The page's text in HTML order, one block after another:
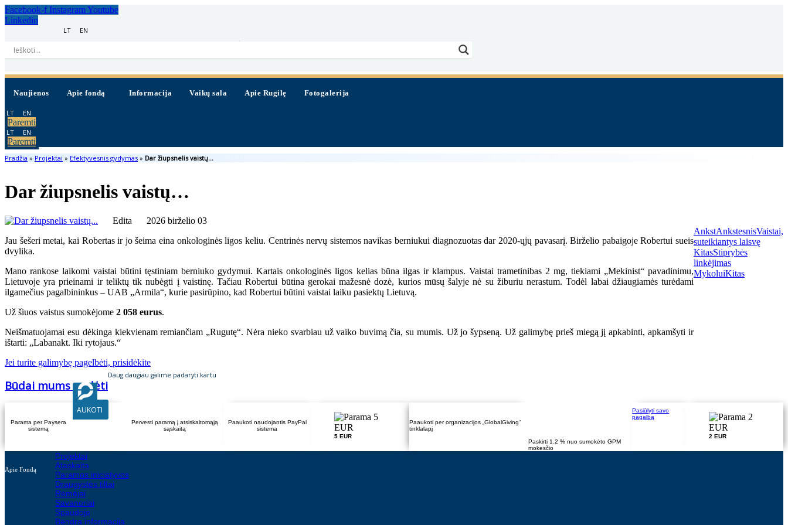
Facebook-f InstagramYoutube
Linkedin
LT EN
Naujienos Apie fondą Informacija Vaikų sala Apie Rugilę Fotogalerija
LT EN
Paremti
LT EN
Paremti
Pradžia » Projektai » Efektyvesnis gydymas » Dar žiupsnelis vaistų…
Dar žiupsnelis vaistų…
Edita
2026 birželio 03
Jau šešeri metai, kai Robertas ir jo šeima eina onkologinės ligos keliu. Centrinės nervų sistemos navikas berniukui diagnozuotas dar 2020-ųjų pavasarį. Birželio pabaigoje Robertui sueis
dvylika.
Mano rankose laikomi vaistai būtini tęstiniam berniuko gydymui. Kartais onkologinės ligos kelias būna ilgas ir klampus. Vaistai trametinibas 2 mg, tiekiami „Mekinist“ pavadinimu,
Lietuvoje yra prieinami ir teliktų tik nubėgti į vaistinę. Tačiau Robertui būtina gerokai mažesnė dozė, kurios mūsų šalyje nė su žiburiu nerastum. Todėl labai džiaugiamės turėdami
ilgamečius pagalbininkus – UAB „Armila“, kurie pasirūpino, kad Robertui būtini vaistai laiku pasiektų Lietuvą.
Už šiuos vaistus sumokėjome 2 058 eurus.
Neišmatuojamai esu dėkinga kiekvienam remiančiam „Rugutę“. Nėra nieko svarbiau už vaiko buvimą čia, su mumis. Už jo šypseną. Už galimybę prieš miegą jį apkabinti, apkamšyti ir
ištarti: „Labanakt. Iki rytojaus.“
Jei turite galimybę pagelbėti, prisidėkite
AnkstAnkstesnisVaistai,
suteikiantys laisvę
KitasStiprybės
linkėjimas
MykoluiKitas
Būdai mums padėti
Daug daugiau galime padaryti kartu
Parama per Paysera
sistemą
AUKOTI
Pervesti paramą į atsiskaitomąją
sąskaitą
Paaukoti naudojantis PayPal
sistema
5 EUR
Paaukoti per organizacijos „GlobalGiving“
tinklalapį
Paskirti 1.2 % nuo sumokėto GPM
mokesčio
Pasiūlyti savo
pagalbą
2 EUR
Apie Fondą
Projektai
Ataskaita
Paramos iniciatyvos
Draugystės tiltai
Rėmėjai
Savanoriai
Spaudoje
Bendra informacija